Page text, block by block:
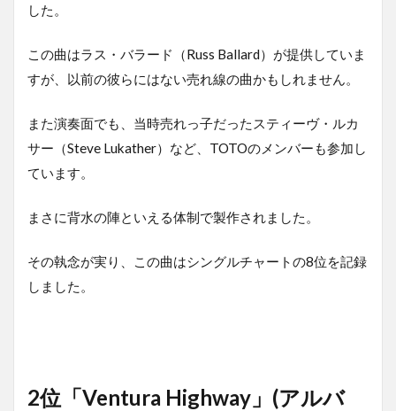
した。
この曲はラス・バラード（Russ Ballard）が提供していま
すが、以前の彼らにはない売れ線の曲かもしれません。
また演奏面でも、当時売れっ子だったスティーヴ・ルカ
サー（Steve Lukather）など、TOTOのメンバーも参加し
ています。
まさに背水の陣といえる体制で製作されました。
その執念が実り、この曲はシングルチャートの8位を記録
しました。
2位「Ventura Highway」(アルバ